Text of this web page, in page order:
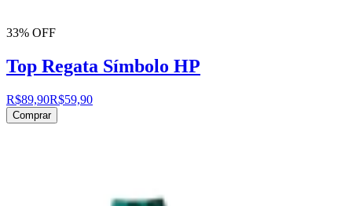
33% OFF
Top Regata Símbolo HP
R$89,90R$59,90
Comprar